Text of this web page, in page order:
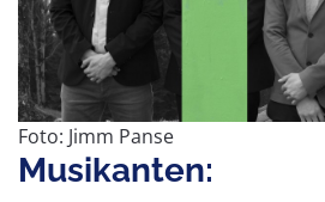
Foto: Jimm Panse
Musikanten: